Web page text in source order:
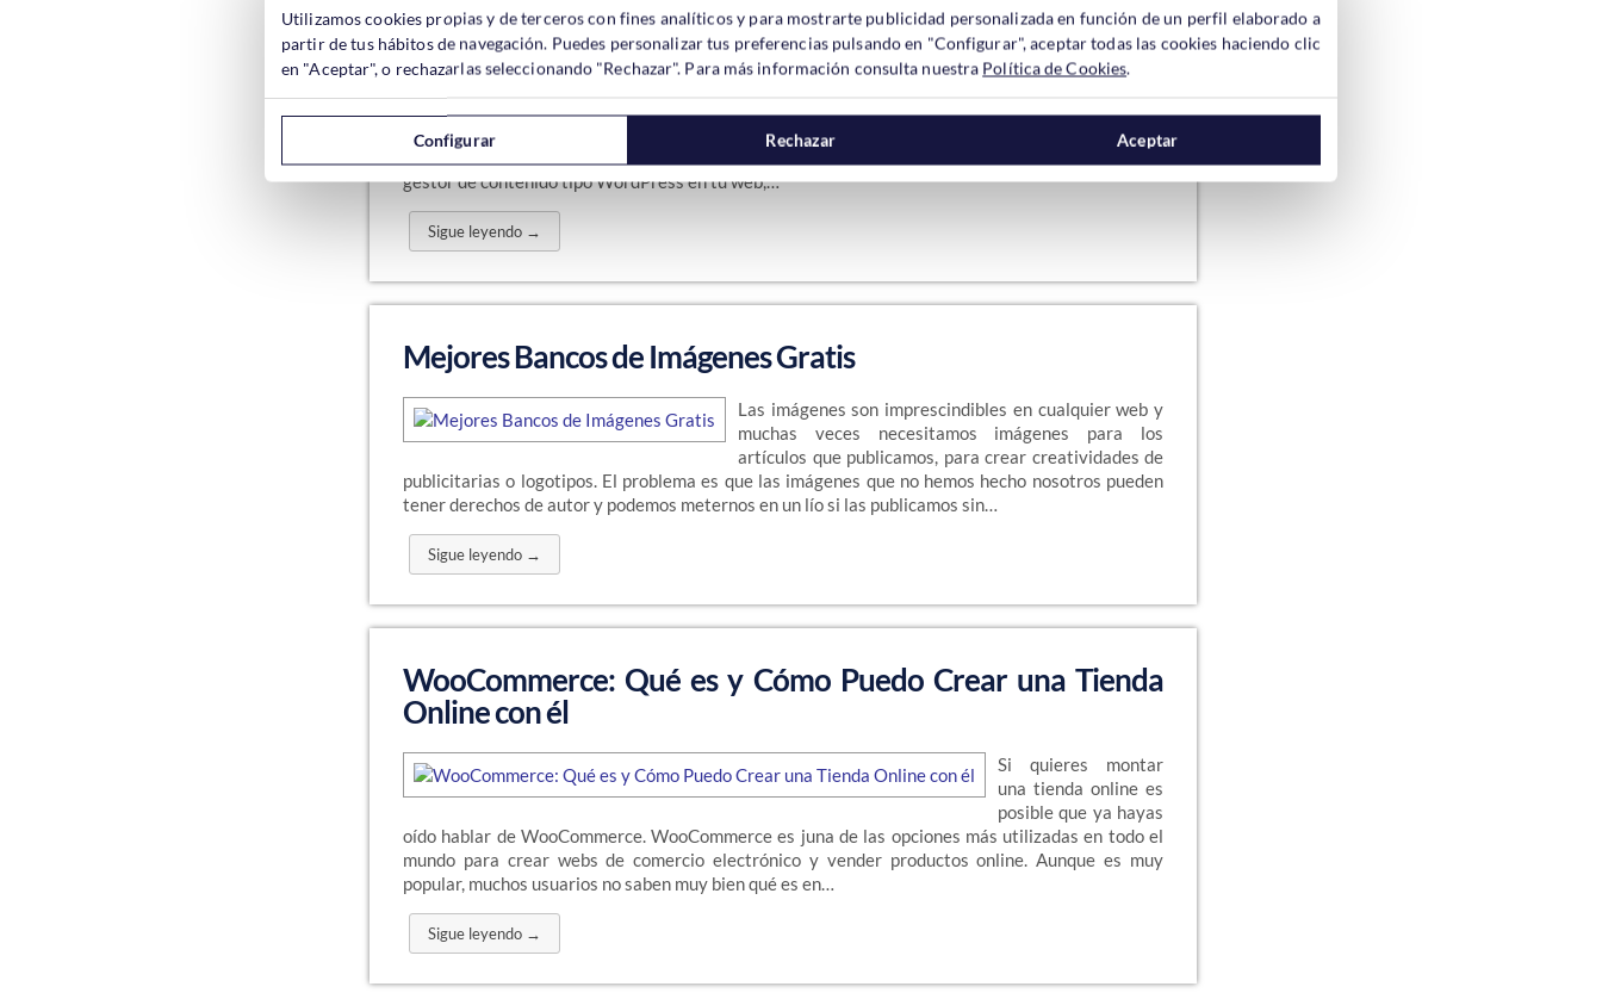
6 Tips para Mejorar la Seguridad de tu Web en 2023
tenemos una web, algo que tenemos
que tener muy en cuenta es cómo
gestor de contenido tipo WordPress en tu web,…
Sigue leyendo →
Mejores Bancos de Imágenes Gratis
Las imágenes son imprescindibles en cualquier web y
muchas veces necesitamos imágenes para los
artículos que publicamos, para crear creatividades de
publicitarias o logotipos. El problema es que las imágenes que no hemos hecho nosotros pueden
tener derechos de autor y podemos meternos en un lío si las publicamos sin…
Sigue leyendo →
WooCommerce: Qué es y Cómo Puedo Crear una Tienda
Online con él
Si quieres montar
una tienda online es
posible que ya hayas
oído hablar de WooCommerce. WooCommerce es juna de las opciones más utilizadas en todo el
mundo para crear webs de comercio electrónico y vender productos online. Aunque es muy
popular, muchos usuarios no saben muy bien qué es en…
Sigue leyendo →
Utilizamos cookies propias y de terceros con fines analíticos y para mostrarte publicidad personalizada en función de un perfil elaborado a
partir de tus hábitos de navegación. Puedes personalizar tus preferencias pulsando en "Configurar", aceptar todas las cookies haciendo clic
en "Aceptar", o rechazarlas seleccionando "Rechazar". Para más información consulta nuestra Política de Cookies.
Configurar Rechazar Aceptar